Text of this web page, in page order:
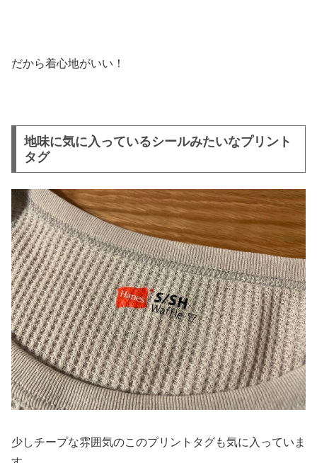
だから着心地がいい！
地味に気に入っているシールみたいなプリント
タグ
少しチープな雰囲気のこのプリントタグも気に入っていま